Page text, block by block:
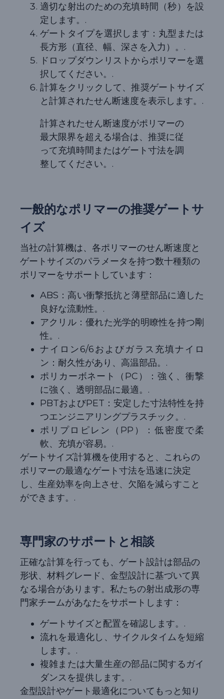
適切な射出のための充填時間（秒）を設
定します。.
ゲートタイプを選択します：丸型または
長方形（直径、幅、深さを入力）。.
ドロップダウンリストからポリマーを選
択してください。.
計算をクリックして、推奨ゲートサイズ
と計算されたせん断速度を表示します。.
計算されたせん断速度がポリマーの
最大限界を超える場合は、推奨に従
って充填時間またはゲート寸法を調
整してください。.
一般的なポリマーの推奨ゲートサ
イズ
当社の計算機は、各ポリマーのせん断速度と
ゲートサイズのパラメータを持つ数十種類の
ポリマーをサポートしています：
ABS：高い衝撃抵抗と薄壁部品に適した
良好な流動性。.
アクリル：優れた光学的明瞭性を持つ剛
性。.
ナイロン6/6およびガラス充填ナイロ
ン：耐久性があり、高温部品。.
ポリカーボネート（PC）：強く、衝撃
に強く、透明部品に最適。.
PBTおよびPET：安定した寸法特性を持
つエンジニアリングプラスチック。.
ポリプロピレン（PP）：低密度で柔
軟、充填が容易。.
ゲートサイズ計算機を使用すると、これらの
ポリマーの最適なゲート寸法を迅速に決定
し、生産効率を向上させ、欠陥を減らすこと
ができます。.
専門家のサポートと相談
正確な計算を行っても、ゲート設計は部品の
形状、材料グレード、金型設計に基づいて異
なる場合があります。私たちの射出成形の専
門家チームがあなたをサポートします：
ゲートサイズと配置を確認します。.
流れを最適化し、サイクルタイムを短縮
します。.
複雑または大量生産の部品に関するガイ
ダンスを提供します。.
金型設計やゲート最適化についてもっと知り